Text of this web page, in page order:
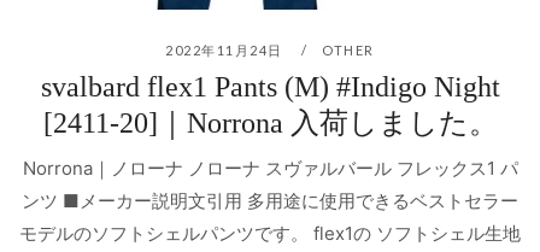
2022年11月24日 OTHER
svalbard flex1 Pants (M) #Indigo Night
[2411-20]｜Norrona 入荷しました。
Norrona｜ノローナ ノローナ スヴァルバール フレックス1 パ
ンツ ■メーカー説明文引用 多用途に使用できるベストセラー
モデルのソフトシェルパンツです。 flex1の ソフトシェル生地